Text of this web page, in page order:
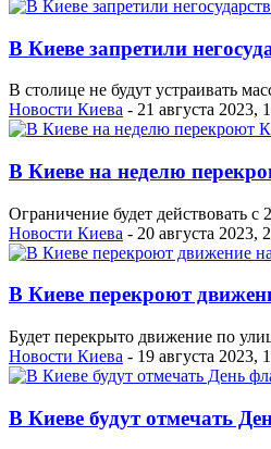
В Киеве запретили
В столице не будут устраивать
Новости Киева - 21 августа 2023,
В Киеве на неделю
Ограничение будет действовать с
Новости Киева - 20 августа 2023,
В Киеве перекроют
Будет перекрыто движение по
Новости Киева - 19 августа 2023,
В Киеве будут отмечать